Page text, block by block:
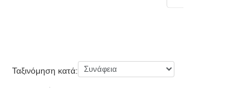
Ταξινόμηση κατά: